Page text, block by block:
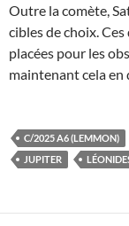
Outre la comète,
cibles de choix.
placées pour les
maintenant cela en
C/2025 A6 (LEMMON)
JUPITER